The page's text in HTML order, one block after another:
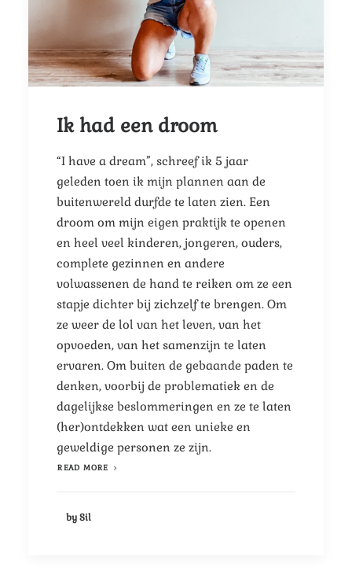
Ik had een droom
“I have a dream”, schreef ik 5 jaar
geleden toen ik mijn plannen aan de
buitenwereld durfde te laten zien. Een
droom om mijn eigen praktijk te openen
en heel veel kinderen, jongeren, ouders,
complete gezinnen en andere
volwassenen de hand te reiken om ze een
stapje dichter bij zichzelf te brengen. Om
ze weer de lol van het leven, van het
opvoeden, van het samenzijn te laten
ervaren. Om buiten de gebaande paden te
denken, voorbij de problematiek en de
dagelijkse beslommeringen en ze te laten
(her)ontdekken wat een unieke en
geweldige personen ze zijn.
READ MORE
by Sil